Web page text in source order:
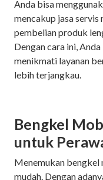
Anda bisa
mencakup jasa
pembelian produk
Dengan cara ini,
menikmati layanan
lebih terjangkau.
Bengkel
untuk
Menemukan bengkel
mudah. Dengan